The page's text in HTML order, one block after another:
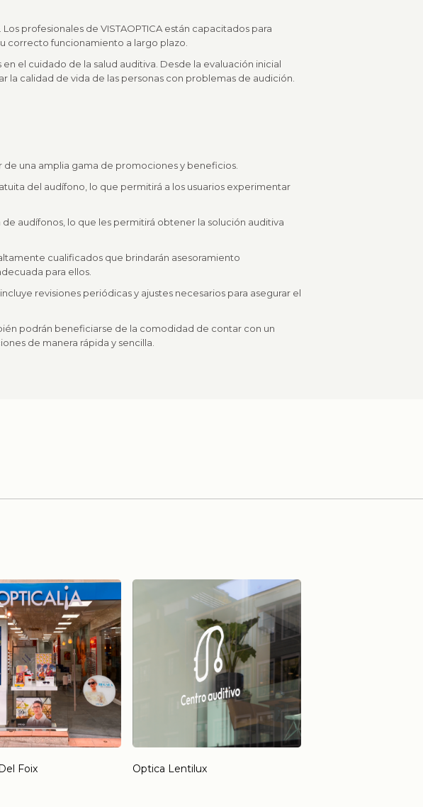
profesionales de VISTAOPTICA están capacitados para
correcto funcionamiento a largo plazo.
el cuidado de la salud auditiva. Desde la evaluación inicial
calidad de vida de las personas con problemas de audición.
de una amplia gama de promociones y beneficios.
del audífono, lo que permitirá a los usuarios experimentar
audífonos, lo que les permitirá obtener la solución auditiva
cualificados que brindarán asesoramiento
para ellos.
revisiones periódicas y ajustes necesarios para asegurar el
podrán beneficiarse de la comodidad de contar con un
de manera rápida y sencilla.
Foix Optica Lentilux